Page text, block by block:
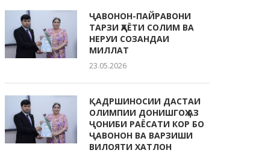
ҶАВОНОН-ПАЙРАВОНИ
ТАРЗИ ҲАЁТИ СОЛИМ ВА
НЕРУИ СОЗАНДАИ
МИЛЛАТ
23.05.2026
ҚАДРШИНОСИИ ДАСТАИ
ОЛИМПИИ ДОНИШГОҲ АЗ
ҶОНИБИ РАЁСАТИ КОР БО
ҶАВОНОН ВА ВАРЗИШИ
ВИЛОЯТИ ХАТЛОН